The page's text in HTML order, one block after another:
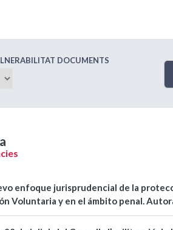
DOCUMENTS
enfoque jurisprudencial de la
Voluntaria y en el ámbito penal.